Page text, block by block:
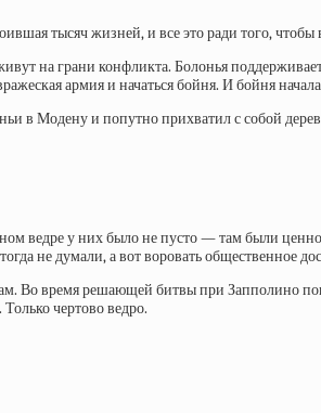
тысяч жизней, и все это ради того, чтобы
на грани конфликта. Болонья
армия и начаться бойня. И бойня
в Модену и попутно прихватил с собой
ведре у них было не пусто — там были
не думали, а вот воровать общественное
Во время решающей битвы при Запполино
чертово ведро.